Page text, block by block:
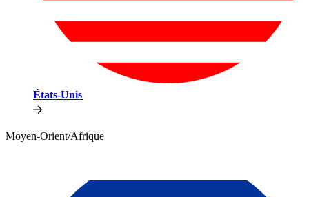
États-Unis​​
Moyen-Orient/Afrique​​